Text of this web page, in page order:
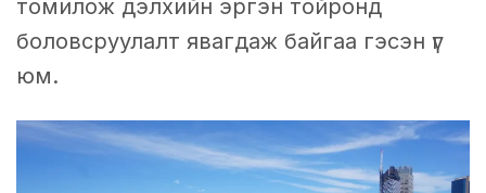
томилож дэлхийн эргэн тойронд
боловсруулалт явагдаж байгаа гэсэн үг
юм.